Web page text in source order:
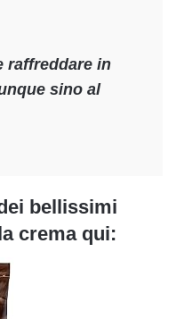
raffreddare in
sino al
bellissimi
crema qui: